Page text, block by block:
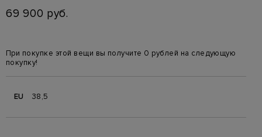
69 900 руб.
При покупке этой вещи вы получите 0 рублей на следующую
покупку!
EU 38,5